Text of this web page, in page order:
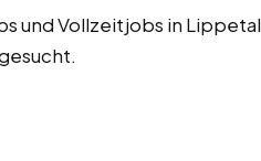
und Vollzeitjobs in